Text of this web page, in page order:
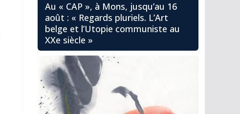
Au « CAP », à Mons, jusqu’au 16
août : « Regards pluriels. L’Art
belge et l’Utopie communiste au
XXe siècle »